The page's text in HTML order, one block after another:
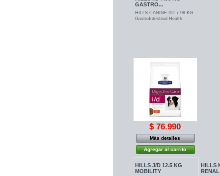
GASTRO...
HILLS CANINE I/D 7.98 KG
GastroIntestinal Health
$ 76.990
Más detalles
Agregar al carrito
HILLS J/D 12.5 KG
MOBILITY
HILLS
RENAL